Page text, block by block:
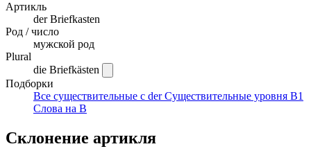
Артикль
derBriefkasten
Род / число
мужской род
Plural
die Briefkästen
Подборки
Все существительные с derСуществительные уровня B1
Слова на B
Склонение артикля